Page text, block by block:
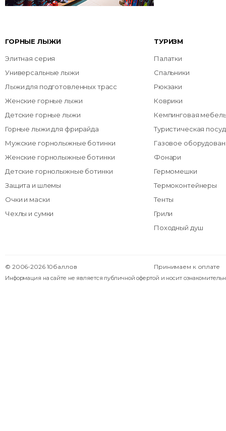
ГОРНЫЕ ЛЫЖИ
Элитная серия
Универсальные лыжи
Лыжи для подготовленных трасс
Женские горные лыжи
Детские горные лыжи
Горные лыжи для фрирайда
Мужские горнолыжные ботинки
Женские горнолыжные ботинки
Детские горнолыжные ботинки
Защита и шлемы
Очки и маски
Чехлы и сумки
ТУРИЗМ
Палатки
Спальники
Рюкзаки
Коврики
Кемпинговая мебель
Туристическая
Газовое
Фонари
Гермомешки
Термоконтейнеры
Тенты
Грили
Походный душ
© 2006-2026 10баллов Принимаем к оплате
Информация на сайте не является публичной офертой и носит